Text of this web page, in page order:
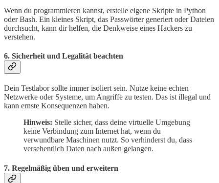
Wenn du programmieren kannst, erstelle eigene Skripte in Python
oder Bash. Ein kleines Skript, das Passwörter generiert oder Dateien
durchsucht, kann dir helfen, die Denkweise eines Hackers zu
verstehen.
6. Sicherheit und Legalität beachten
Dein Testlabor sollte immer isoliert sein. Nutze keine echten
Netzwerke oder Systeme, um Angriffe zu testen. Das ist illegal und
kann ernste Konsequenzen haben.
Hinweis: Stelle sicher, dass deine virtuelle Umgebung
keine Verbindung zum Internet hat, wenn du
verwundbare Maschinen nutzt. So verhinderst du, dass
versehentlich Daten nach außen gelangen.
7. Regelmäßig üben und erweitern